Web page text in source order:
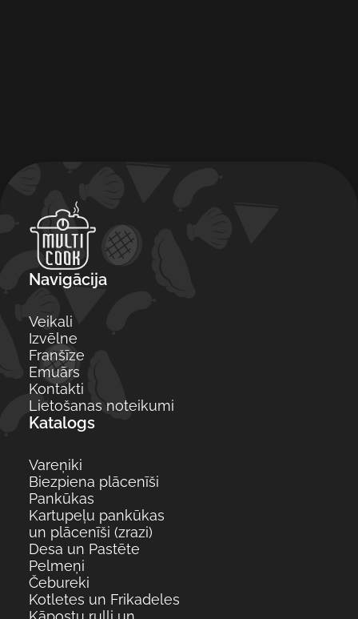
Navigācija
Veikali
Izvēlne
Franšīze
Emuārs
Kontakti
Lietošanas noteikumi
Katalogs
Vareņiki
Biezpiena plācenīši
Pankūkas
Kartupeļu pankūkas
un plācenīši (zrazi)
Desa un Pastēte
Pelmeņi
Čebureki
Kotletes un Frikadeles